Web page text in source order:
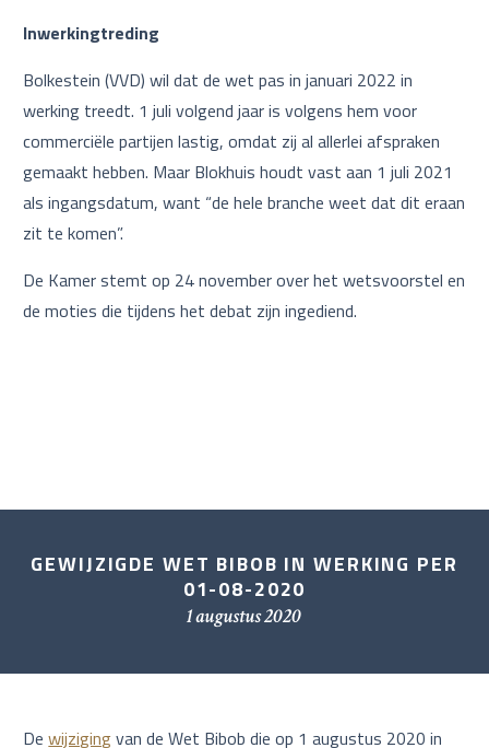
Inwerkingtreding
Bolkestein (VVD) wil dat de wet pas in januari 2022 in
werking treedt. 1 juli volgend jaar is volgens hem voor
commerciële partijen lastig, omdat zij al allerlei afspraken
gemaakt hebben. Maar Blokhuis houdt vast aan 1 juli 2021
als ingangsdatum, want “de hele branche weet dat dit eraan
zit te komen”.
De Kamer stemt op 24 november over het wetsvoorstel en
de moties die tijdens het debat zijn ingediend.
GEWIJZIGDE WET BIBOB IN WERKING PER
01-08-2020
1 augustus 2020
Dewijzigingvan de Wet Bibob die op 1 augustus 2020 in